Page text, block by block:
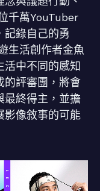
千萬YouTuber
記錄自己的勇
生活創作者金魚
活中不同的感知
的評審團，將會
最終得主，並擔
影像敘事的可能